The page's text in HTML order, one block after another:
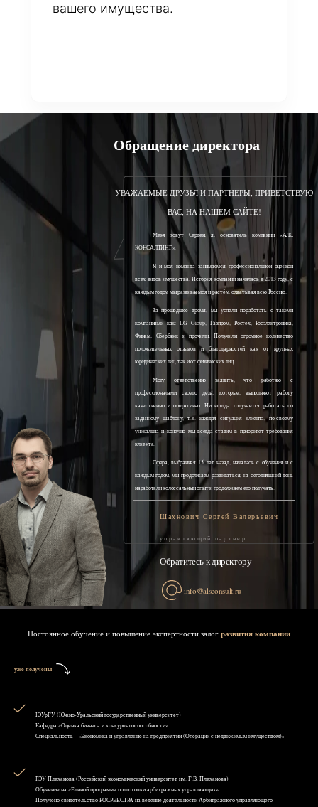
вашего имущества.
Обращение директора
УВАЖАЕМЫЕ ДРУЗЬЯ И ПАРТНЕРЫ, ПРИВЕТСТВУЮ
ВАС, НА НАШЕМ САЙТЕ!
Меня зовут Сергей, я, основатель компании «АЛС
КОНСАЛТИНГ».
Я и моя команда занимаемся профессиональной оценкой
всех видов имущества. История компании началась в 2013 году, с
каждым годом мы развиваемся и растём, охватывая всю Россию.
За прошедшее время, мы успели поработать с такими
компаниями как: LG Group, Газпром, Ростех, Росэлектроника,
Финам, Сбербанк и прочими. Получили огромное количество
положительных отзывов и благодарностей как от крупных
юридических лиц, так и от физических лиц.
Могу ответственно заявить, что работаю с
профессионалами своего дела, которые, выполняют работу
качественно и оперативно. Ни всегда получается работать по
заданному шаблону, т.к. каждая ситуация клиента, по-своему
уникальна и конечно мы всегда ставим в приоритет требования
клиента.
Сфера, выбранная 15 лет назад, началась с обучения и с
каждым годом, мы продолжаем развиваться, на сегодняшний день
наработали колоссальный опыт и продолжаем его получать.
Шахнович Сергей Валерьевич
управляющий партнер
Обратитесь к директору
info@alsconsult.ru
Постоянное обучение и повышение экспертности залог развития компании
уже получены
ЮУрГУ (Южно-Уральский государственный университет)
Кафедра «Оценка бизнеса и конкурентоспособности»
Специальность - «Экономика и управление на предприятии (Операции с недвижимым имуществом)»
РЭУ Плеханова (Российский экономический университет им. Г.В. Плеханова)
Обучение на «Единой программе подготовки арбитражных управляющих»
Получено свидетельство РОСРЕЕСТРА на ведение деятельности Арбитражного управляющего